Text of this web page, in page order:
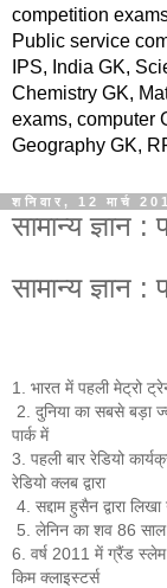
competition
Public service
IPS, India GK,
Chemistry GK,
exams, computer
Geography GK,
शनिवार, 12 मार्च
सामान्य ज्ञान :
सामान्य ज्ञान :
1. भारत में पहली मेट्रो
2. दुनिया का सबसे बड़ा
पार्क में
3. पहली बार रेडियो
रेडियो क्लब द्वारा
4. सद्दाम हुसैन द्वारा
5. लेनिन का शव 86 साल
6. वर्ष 2011 में ग्रैंड
किम क्लाइस्टर्स